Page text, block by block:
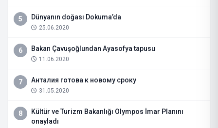
5 Dünyanın doğası Dokuma’da
25.06.2020
6 Bakan Çavuşoğlundan Ayasofya tapusu
11.06.2020
7 Анталия готова к новому сроку
31.05.2020
8
Kültür ve Turizm Bakanlığı Olympos İmar Planını
onayladı